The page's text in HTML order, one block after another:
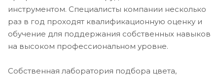
инструментом. Специалисты компании несколько
раз в год проходят квалификационную оценку и
обучение для поддержания собственных навыков
на высоком профессиональном уровне.
Собственная лаборатория подбора цвета,